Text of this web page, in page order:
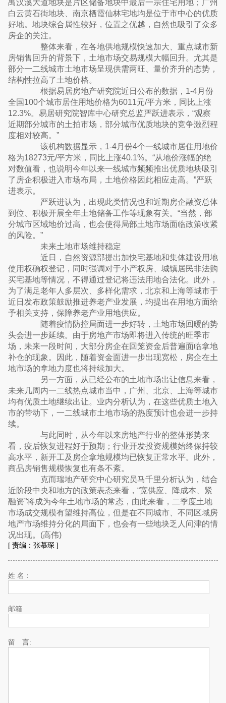
禺汉溪大道地块是片区储备地块中最后一宗住宅用地；广州
白云黄石街地块、南京栖霞仙林宅地均是位于市中心的优质
好地。地块综合属性较好，位置之优越，自然也吸引了众多
房企的关注。
整体来看，在各地供地规模快速加大、重点城市新
房销售回升的背景下，土地市场交易规模大幅回升。尤其是
部分一二线城市土地市场呈现供需两旺、量价齐升的态势，
结构性拉高了土地价格。
根据易居房地产研究院近日公布的数据，1-4月份
全国100个城市居住用地价格为6011元/平方米，同比上涨
12.3%。易居研究院智库中心研究总监严跃进表示，“观察
近期部分城市的土拍市场，部分城市优质地块的竞争激烈程
度相对较高。”
该机构数据显示，1-4月份4个一线城市居住用地价
格为18273元/平方米，同比上涨40.1%。“从地价涨幅的绝
对数值看，也说明今年以来一线城市频频推出优质地块吸引
了房企积极进入市场布局，土地价格因此相应走高。”严跃
进表示。
严跃进认为，出现此类情况也和近期房企融资总体
到位、积极开展全年土地储备工作等现象有关。“当然，部
分城市区域地价过高，也会使得局部土地市场面临政策收紧
的风险。”
未来土地市场维持稳定
近日，自然资源部提出加快宅基地和集体建设用地
使用权确权登记，同时强调对于小产权房、城镇居民非法购
买宅基地等情况，不得通过登记将违法用地合法化。此外，
为了满足老年人多层次、多样化需求，北京和上海等城市于
近日发布政策鼓励推进养老产业发展，均提出在用地方面给
予相关支持，保障养老产业用地供应。
随着疫情防控局面进一步好转，土地市场回暖的势
头会进一步延续。由于房地产市场即将进入传统的旺季市
场，未来一段时间，大部分房企在回笼资金后普遍面临拿地
补仓的现象。因此，随着资金面进一步出现宽松，房企在土
地市场的拿地力度也将持续加大。
另一方面，从已经公布的土地市场出让信息来看，
未来几周内一二线热点城市当中，广州、北京、上海等城市
均有优质土地继续出让。业内分析认为，在这些优质土地入
市的带动下，一二线城市土地市场的热度预计也会进一步持
续。
与此同时，从今年以来房地产行业的整体形势来
看，疫后恢复进程好于预期；行业开发投资规模始终保持较
高水平，新开工及房企拿地规模均已恢复正常水平。此外，
商品房销售规模恢复也有条不紊。
克而瑞地产研究中心研究员马千里分析认为，结合
近阶段中央和地方的政策表态来看，“宽供应、降成本、紧
融资”将成为今年土地市场的常态，由此来看，二季度土地
市场成交规模有望维持高位，但是在不同城市、不同区域房
地产市场维持分化的局面下，也会有一些地块乏人问津的情
况出现。(高伟)
[ 责编：张慕琛 ]
姓 名：
邮箱
留 言: